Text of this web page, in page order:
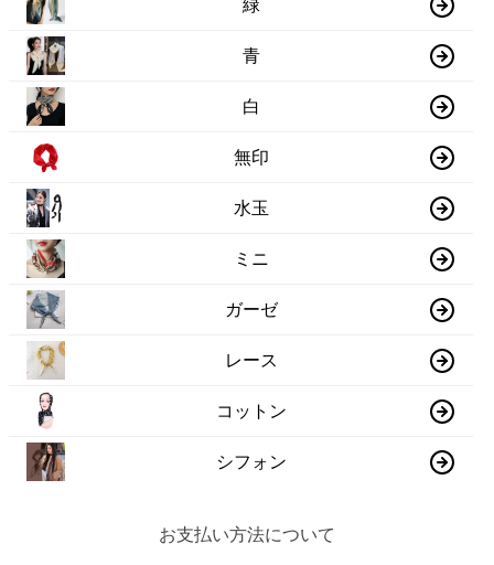
緑
青
白
無印
水玉
ミニ
ガーゼ
レース
コットン
シフォン
お支払い方法について